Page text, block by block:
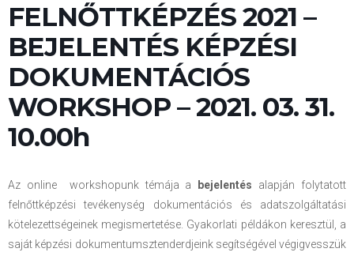
FELNŐTTKÉPZÉS 2021 –
BEJELENTÉS KÉPZÉSI
DOKUMENTÁCIÓS
WORKSHOP – 2021. 03. 31.
10.00h
Az online workshopunk témája a bejelentés alapján folytatott
felnőttképzési tevékenység dokumentációs és adatszolgáltatási
kötelezettségeinek megismertetése. Gyakorlati példákon keresztül, a
saját képzési dokumentumsztenderdjeink segítségével végigvesszük